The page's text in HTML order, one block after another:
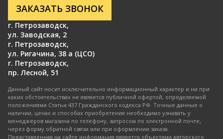
г. Петрозаводск,
ул. Заводская, 2
г. Петрозаводск,
ул. Ригачина, 38 а (ЦСО)
г. Петрозаводск,
пр. Лесной, 51
ЗАКАЗАТЬ ЗВОНОК
Данный сайт носит исключительно информационный характер и ни при
каких обстоятельствах не является публичной офертой, определяемой
положениями Статьи 437 Гражданского кодекса РФ. Точные данные о
наличии, ценах и способах приобретения необходимо узнавать у
менеджеров магазина по телефону, запросом по электронной почте,
через форму обратной связи или при оформлении заказа.
Представленная на сайте информация является объектами авторского